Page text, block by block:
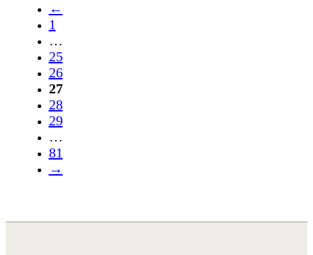
←
1
…
25
26
27
28
29
…
81
→